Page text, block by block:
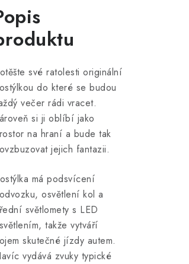
své ratolesti originální
do které se budou
večer rádi vracet.
si ji oblíbí jako
na hraní a bude tak
jejich fantazii.
má podsvícení
osvětlení kol a
světlomety s LED
takže vytváří
skutečné jízdy autem.
vydává zvuky typické